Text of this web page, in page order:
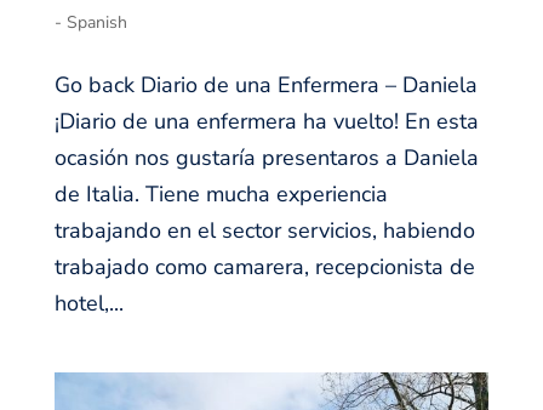
- Spanish
Go back Diario de una Enfermera – Daniela
¡Diario de una enfermera ha vuelto! En esta
ocasión nos gustaría presentaros a Daniela
de Italia. Tiene mucha experiencia
trabajando en el sector servicios, habiendo
trabajado como camarera, recepcionista de
hotel,...